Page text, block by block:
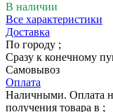
В наличии
Все характеристики
Доставка
По городу ;
Сразу к конечному
Самовывоз
Оплата
Наличными. Оплата
получения товара в ;